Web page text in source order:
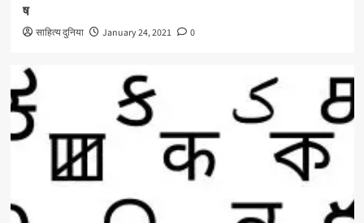
ष
साहित्य दुनिया January 24, 2021 0